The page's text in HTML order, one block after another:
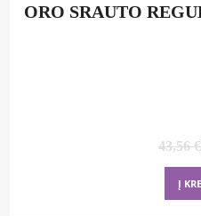
ORO SRAUTO
43,56€
Į